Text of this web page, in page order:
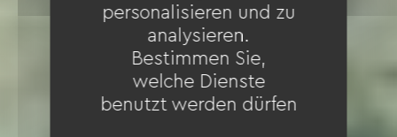
personalisieren und zu
analysieren.
Bestimmen Sie,
welche Dienste
benutzt werden dürfen